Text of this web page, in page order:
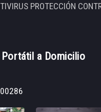
PROTECCIÓN
a Domicilio